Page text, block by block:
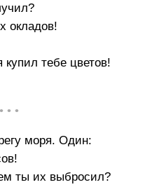
окладов!
тебе цветов!
• • •
моря. Один:
ты их выбросил?